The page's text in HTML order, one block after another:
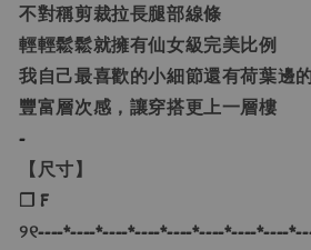
不對稱剪裁拉長腿部線條
輕輕鬆鬆就擁有仙女級完美比例
我自己最喜歡的小細節還有荷葉邊
豐富層次感，讓穿搭更上一層樓
-
【尺寸】
❐ F
୨୧----*----*----*----*----*----*----*----